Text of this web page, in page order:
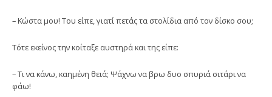
– Κώστα μου! Του είπε, γιατί πετάς τα στολίδια από τον δίσκο σου;
Τότε εκείνος την κοίταξε αυστηρά και της είπε:
– Τι να κάνω, καημένη θειά; Ψάχνω να βρω δυο σπυριά σιτάρι να
φάω!